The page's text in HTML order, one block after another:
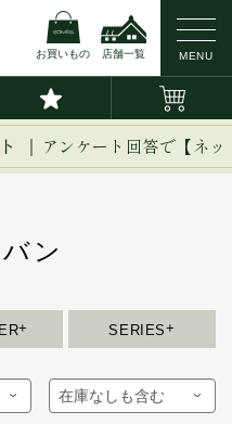
お買いもの 店舗一覧 MENU
｜ アンケート回答で【ネ
ン
SERIES